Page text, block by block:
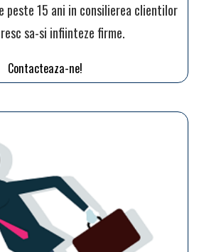
peste 15 ani in consilierea clientilor
sa-si infiinteze firme.
Contacteaza-ne!